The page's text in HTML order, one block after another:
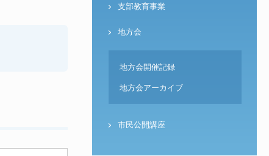
支部教育事業
地方会
地方会開催記録
地方会アーカイブ
市民公開講座